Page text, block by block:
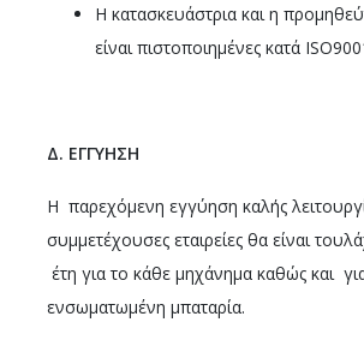
Η κατασκευάστρια και η
είναι πιστοποιημένες κατά
Δ. ΕΓΓΥΗΣΗ
Η παρεχόμενη εγγύηση καλής
συμμετέχουσες εταιρείες θα είναι
έτη για το κάθε μηχάνημα καθώς και
ενσωματωμένη μπαταρία.